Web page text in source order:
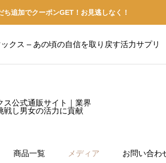
ち追加でクーポンGET！お見逃しなく！
クス – あの頃の自信を取り戻す活力サプリ
商品一覧 メディア お問い合わ